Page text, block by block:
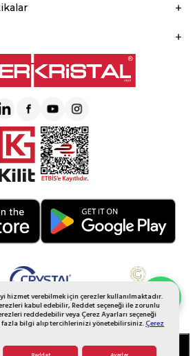
hizmet verebilmek için çerezler kullanılmaktadır.
kabul edebilir, Reddet seçeneği ile zorunlu
reddedebilir veya Çerez Ayarları seçeneği
fazla bilgi alıp tercihlerinizi yönetebilirsiniz.Çerez
SEPETE EKLE
Whatsapp Sipariş